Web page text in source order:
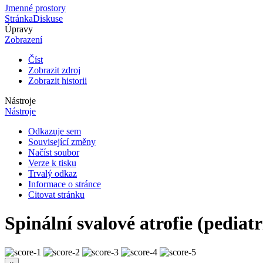
Jmenné prostory
StránkaDiskuse
Úpravy
Zobrazení
Číst
Zobrazit zdroj
Zobrazit historii
Nástroje
Nástroje
Odkazuje sem
Související změny
Načíst soubor
Verze k tisku
Trvalý odkaz
Informace o stránce
Citovat stránku
Spinální svalové atrofie